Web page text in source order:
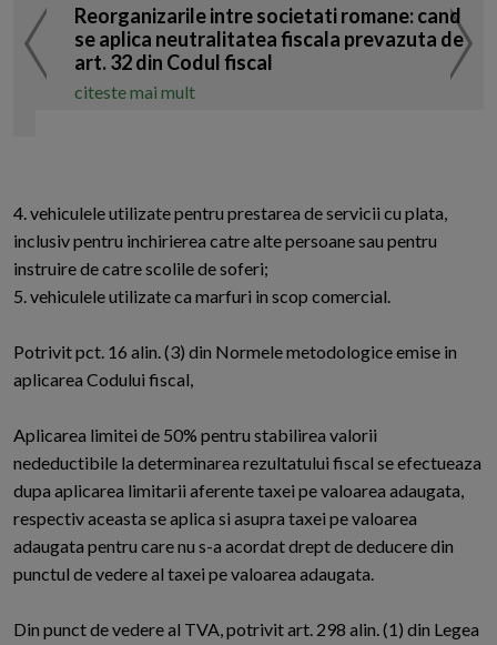
Reorganizarile intre societati romane: cand
se aplica neutralitatea fiscala prevazuta de
art. 32 din Codul fiscal
citeste mai mult
4. vehiculele utilizate pentru prestarea de servicii cu plata,
inclusiv pentru inchirierea catre alte persoane sau pentru
instruire de catre scolile de soferi;
5. vehiculele utilizate ca marfuri in scop comercial.
Potrivit pct. 16 alin. (3) din Normele metodologice emise in
aplicarea Codului fiscal,
Aplicarea limitei de 50% pentru stabilirea valorii
nedeductibile la determinarea rezultatului fiscal se efectueaza
dupa aplicarea limitarii aferente taxei pe valoarea adaugata,
respectiv aceasta se aplica si asupra taxei pe valoarea
adaugata pentru care nu s-a acordat drept de deducere din
punctul de vedere al taxei pe valoarea adaugata.
Din punct de vedere al TVA, potrivit art. 298 alin. (1) din Legea